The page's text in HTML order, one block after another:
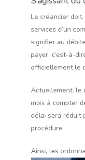
Le créancier
services d’un
signifier au
payer, c’est-à-
officiellement le
Actuellement, le
mois à compter
délai sera réduit
procédure.
Ainsi, les